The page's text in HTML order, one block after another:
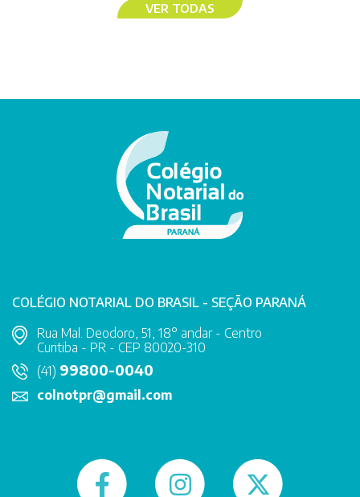
VER TODAS
COLÉGIO NOTARIAL DO BRASIL - SEÇÃO PARANÁ
Rua Mal. Deodoro, 51, 18° andar - Centro
Curitiba - PR - CEP 80020-310
(41) 99800-0040
colnotpr@gmail.com